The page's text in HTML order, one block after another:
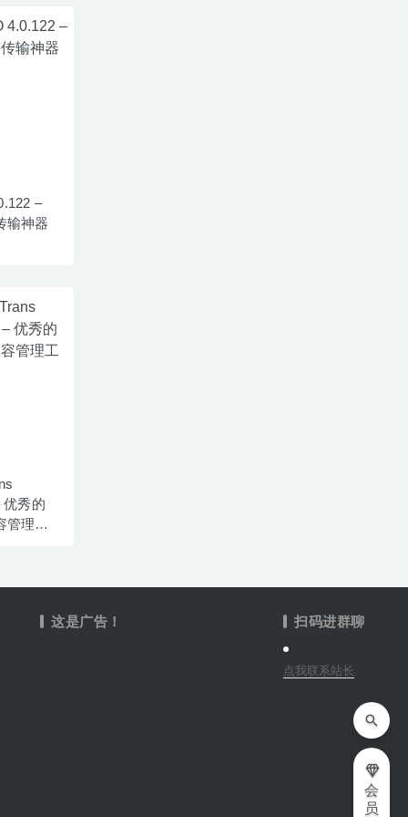
–
输神器
管理工
这是广告！ 扫码进群聊
点我联系站长
会
员